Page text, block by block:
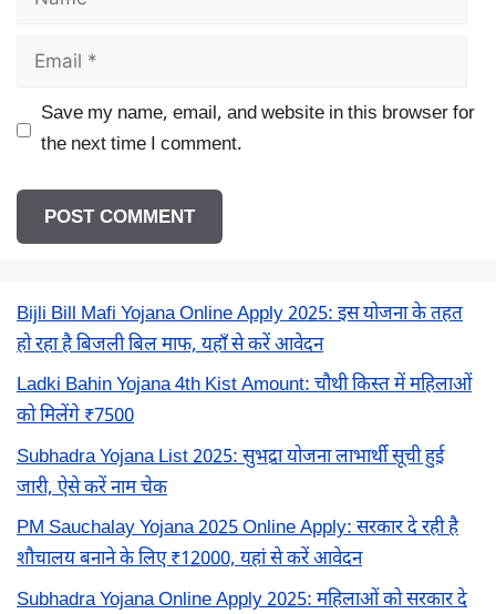
Email
Save my name, email, and website in this browser for
the next time I comment.
Bijli Bill Mafi Yojana Online Apply 2025: इस योजना के तहत
हो रहा है बिजली बिल माफ, यहाँ से करें आवेदन
Ladki Bahin Yojana 4th Kist Amount: चौथी किस्त में महिलाओं
को मिलेंगे ₹7500
Subhadra Yojana List 2025: सुभद्रा योजना लाभार्थी सूची हुई
जारी, ऐसे करें नाम चेक
PM Sauchalay Yojana 2025 Online Apply: सरकार दे रही है
शौचालय बनाने के लिए ₹12000, यहां से करें आवेदन
Subhadra Yojana Online Apply 2025: महिलाओं को सरकार दे